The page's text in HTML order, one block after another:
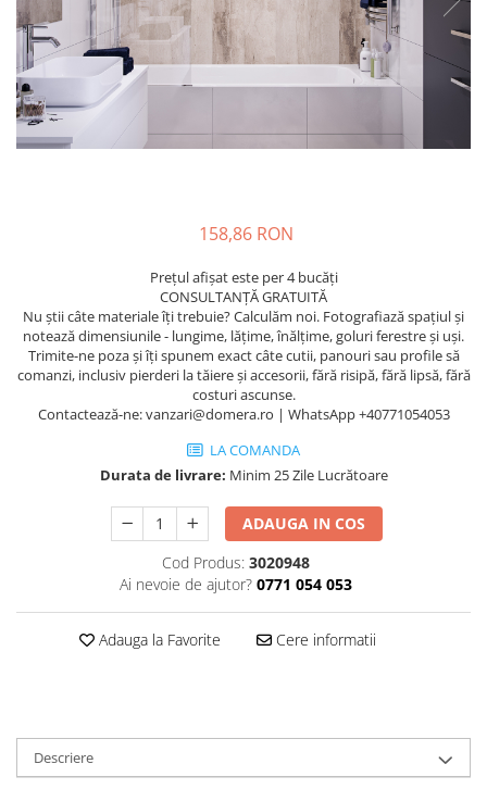
158,86 RON
Prețul afișat este per 4 bucăți
CONSULTANȚĂ GRATUITĂ
Nu știi câte materiale îți trebuie? Calculăm noi. Fotografiază spațiul și
notează dimensiunile - lungime, lățime, înălțime, goluri ferestre și uși.
Trimite-ne poza și îți spunem exact câte cutii, panouri sau profile să
comanzi, inclusiv pierderi la tăiere și accesorii, fără risipă, fără lipsă, fără
costuri ascunse.
Contactează-ne: vanzari@domera.ro | WhatsApp +40771054053
LA COMANDA
Durata de livrare: Minim 25 Zile Lucrătoare
ADAUGA IN COS
Cod Produs: 3020948
Ai nevoie de ajutor? 0771 054 053
Adauga la Favorite Cere informatii
Descriere